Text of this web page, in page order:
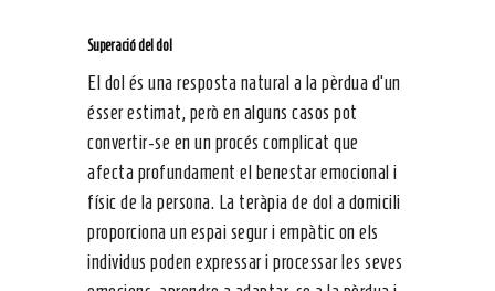
Superació del dol
El dol és una resposta natural a la pèrdua d’un
ésser estimat, però en alguns casos pot
convertir-se en un procés complicat que
afecta profundament el benestar emocional i
físic de la persona. La teràpia de dol a domicili
proporciona un espai segur i empàtic on els
individus poden expressar i processar les seves